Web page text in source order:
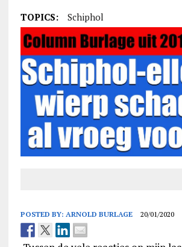
TOPICS: Schiphol
POSTED BY: ARNOLD BURLAGE 20/01/2020